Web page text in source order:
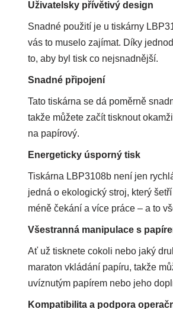
Uživatelsky přívětivý design
Snadné použití je u tiskárny
vás to muselo zajímat. Díky
to, aby byl tisk co nejsnadnější.
Snadné připojení
Tato tiskárna se dá poměrně
takže můžete začít tisknout
na papírový.
Energeticky úsporný tisk
Tiskárna LBP3108b není jen
jedná o ekologický stroj, který
méně čekání a více práce – a to
Všestranná manipulace s
Ať už tisknete cokoli nebo jaký
maraton vkládání papíru, takže
uvíznutým papírem nebo jeho
Kompatibilita a podpora